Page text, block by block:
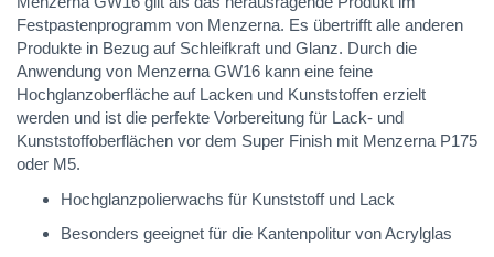
Festpastenprogramm von Menzerna. Es übertrifft alle anderen
Produkte in Bezug auf Schleifkraft und Glanz. Durch die
Anwendung von Menzerna GW16 kann eine feine
Hochglanzoberfläche auf Lacken und Kunststoffen erzielt
werden und ist die perfekte Vorbereitung für Lack- und
Kunststoffoberflächen vor dem Super Finish mit Menzerna P175
oder M5.
Hochglanzpolierwachs für Kunststoff und Lack
Besonders geeignet für die Kantenpolitur von Acrylglas